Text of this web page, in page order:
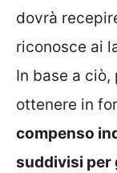
dovrà
riconosce ai
In base a
ottenere in
compenso
suddivisi per